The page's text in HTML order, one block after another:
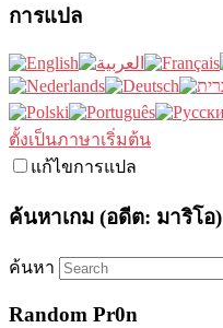
การแปล
ตั้งเป็นภาษาเริ่มต้น
แก้ไขการแปล
ค้นหาเกม (อดีต: มาริโอ)
ค้นหา
Random Pr0n